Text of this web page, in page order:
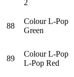
2
88
Colour L-Pop
Green
89
Colour L-Pop
L-Pop Red